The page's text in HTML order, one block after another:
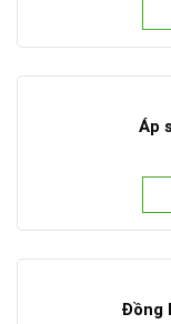
Áp
Đồng